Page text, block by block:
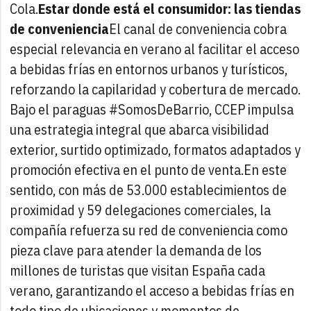
Cola.Estar donde está el consumidor: las tiendas
de convenienciaEl canal de conveniencia cobra
especial relevancia en verano al facilitar el acceso
a bebidas frías en entornos urbanos y turísticos,
reforzando la capilaridad y cobertura de mercado.
Bajo el paraguas #SomosDeBarrio, CCEP impulsa
una estrategia integral que abarca visibilidad
exterior, surtido optimizado, formatos adaptados y
promoción efectiva en el punto de venta.En este
sentido, con más de 53.000 establecimientos de
proximidad y 59 delegaciones comerciales, la
compañía refuerza su red de conveniencia como
pieza clave para atender la demanda de los
millones de turistas que visitan España cada
verano, garantizando el acceso a bebidas frías en